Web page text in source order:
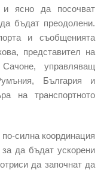
ясно да посочват
бъдат преодолени.
и съобщенията
представител на
управляващ
България и
на транспортното
силна координация
да бъдат ускорени
да започнат да